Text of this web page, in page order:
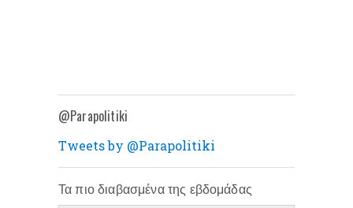
@Parapolitiki
Tweets by @Parapolitiki
Τα πιο διαβασμένα της εβδομάδας